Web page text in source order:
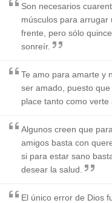
Son necesarios
músculos para arrugar
frente, pero sólo
sonreír.
Te amo para amarte y
ser amado, puesto
place tanto como verte
Algunos creen que
amigos basta con
si para estar sano
desear la salud.
El único error de Dios